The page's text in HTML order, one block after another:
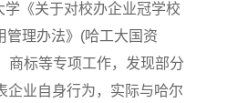
《关于对校办企业冠学校
管理办法》(哈工大国资
商标等专项工作，发现部分
企业自身行为，实际与哈尔